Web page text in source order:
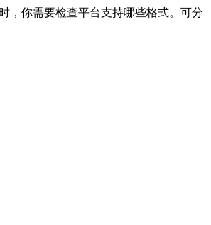
，你需要检查平台支持哪些格式。可分